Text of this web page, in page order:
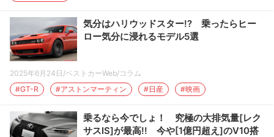
気分はハリウッドスター!? 乗ったらヒー
ロー気分に浸れるモデル5選
2025年6月24日 /ベストカーWeb/コラム
GT-R
アストンマーティン 日産 映画
乗るなら今でしょ！ 究極の大排気量[レク
サスIS]が最高!! 今や[1億円超え]のV10搭